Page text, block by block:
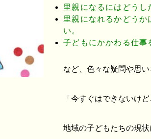
里親になるにはどうし
里親になれるかどうか
い。
子どもにかかわる仕事
など、色々な疑問や思
「今すぐはできないけ
地域の子どもたちの現